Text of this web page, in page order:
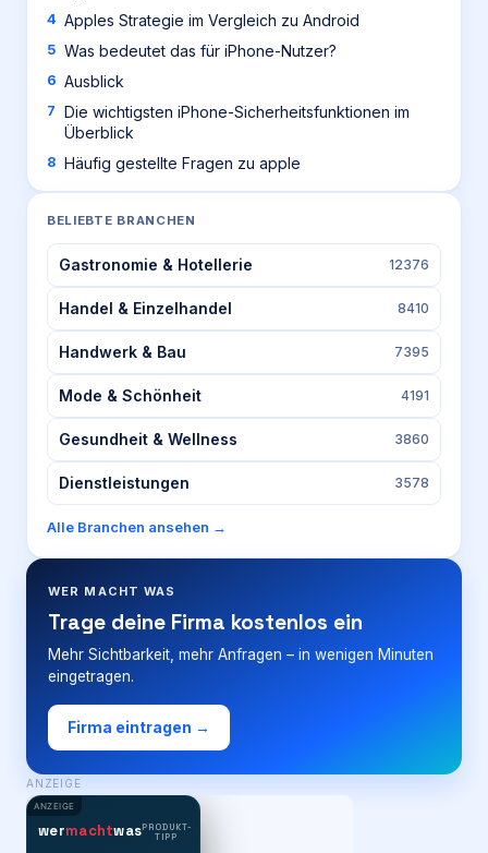
Apples Strategie im Vergleich zu Android
Was bedeutet das für iPhone-Nutzer?
Ausblick
Die wichtigsten iPhone-Sicherheitsfunktionen im
Überblick
Häufig gestellte Fragen zu apple
BELIEBTE BRANCHEN
Gastronomie & Hotellerie 12376
Handel & Einzelhandel 8410
Handwerk & Bau 7395
Mode & Schönheit 4191
Gesundheit & Wellness 3860
Dienstleistungen 3578
Alle Branchen ansehen →
WER MACHT WAS
Trage deine Firma kostenlos ein
Mehr Sichtbarkeit, mehr Anfragen – in wenigen Minuten
eingetragen.
Firma eintragen →
ANZEIGE
ANZEIGE
wermachtwasPRODUKT-
TIPP